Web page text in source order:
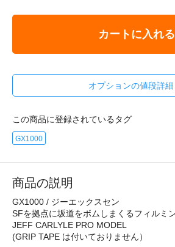
カートに入れる
オプションの値段詳細
この商品に登録されているタグ
GX1000
商品の説明
GX1000 / ジーエックスセン
SFを拠点に坂道をボムしまくるフィルミン
JEFF CARLYLE PRO MODEL
(GRIP TAPE は付いておりません）